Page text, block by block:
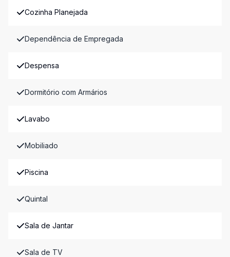
Cozinha Planejada
Dependência de Empregada
Despensa
Dormitório com Armários
Lavabo
Mobiliado
Piscina
Quintal
Sala de Jantar
Sala de TV